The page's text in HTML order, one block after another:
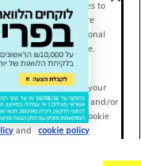
online, we use cookies to
traffic. These tools are
Others are optional
online experience.
use of our site and your
personalize content and/or
privacy policy and cookie
and cookie policy